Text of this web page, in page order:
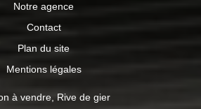
Notre agence
Contact
Plan du site
Mentions légales
à vendre, Rive de gier